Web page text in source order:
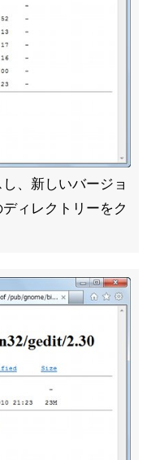
、新しいバージョ
ィレクトリーをク